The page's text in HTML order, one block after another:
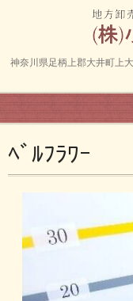
神奈川県足柄上郡大井町上
ﾍﾞﾙﾌﾗﾜｰ